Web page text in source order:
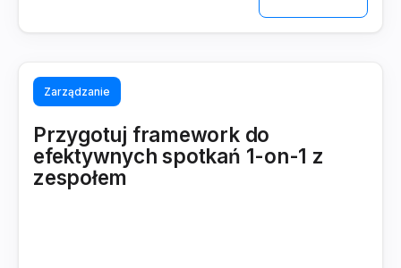
Zarządzanie
Przygotuj framework do
efektywnych spotkań 1-on-1 z
zespołem